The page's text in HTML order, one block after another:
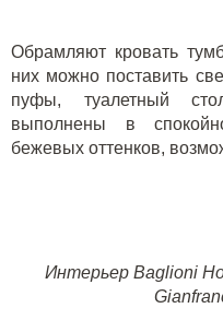
Обрамляют кровать т
них можно поставить
пуфы, туалетный
выполнены в
бежевых оттенков,
Интерьер Baglioni